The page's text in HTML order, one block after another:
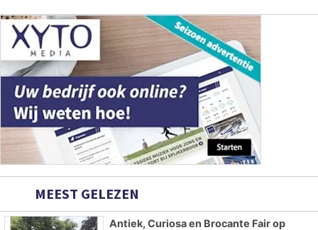
MEEST GELEZEN
Antiek, Curiosa en Brocante Fair op